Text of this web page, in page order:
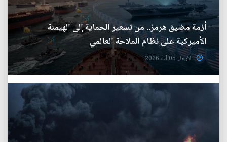
أزمة مضيق هرمز.. من تسعير الحماية إلى الهيمنة
الأميركية على نظام الملاحة العالمي
الأربعاء 05 آب 2026